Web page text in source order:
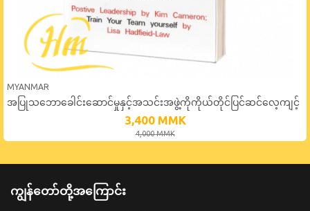
MYANMAR
အပြုသဘောခေါင်းဆောင်မှုနှင့်အသင်းအဖွဲ့ကိုကိုယ်တိုင်ပြင်ဆင်လေ့ကျင့်
3,400 MMK
4,000 MMK
ကျွန်တော်တို့အကြောင်း